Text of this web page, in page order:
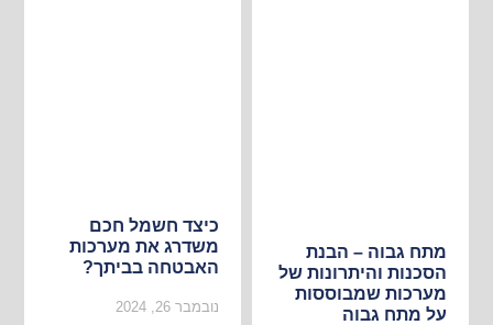
מתח גבוה – הבנת
הסכנות והיתרונות של
מערכות שמבוססות
על מתח גבוה
כיצד חשמל חכם
משדרג את מערכות
האבטחה בביתך?
נובמבר 26, 2024